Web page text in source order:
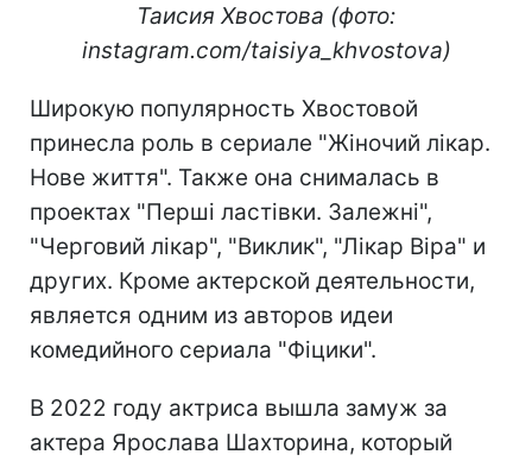
Таисия Хвостова (фото:
instagram.com/taisiya_khvostova)
Широкую популярность Хвостовой
принесла роль в сериале "Жіночий лікар.
Нове життя". Также она снималась в
проектах "Перші ластівки. Залежні",
"Черговий лікар", "Виклик", "Лікар Віра" и
других. Кроме актерской деятельности,
является одним из авторов идеи
комедийного сериала "Фіцики".
В 2022 году актриса вышла замуж за
актера Ярослава Шахторина, который